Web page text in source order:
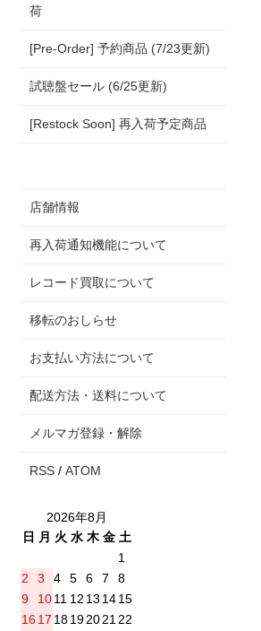
荷
[Pre-Order] 予約商品 (7/23更新)
試聴盤セール (6/25更新)
[Restock Soon] 再入荷予定商品
店舗情報
再入荷通知機能について
レコード買取について
移転のおしらせ
お支払い方法について
配送方法・送料について
メルマガ登録・解除
RSS / ATOM
2026年8月
日
月 火 水 木 金 土
1
2
3 4 5 6 7
8
9
1011 12 13 1415
16 17 18192021 22